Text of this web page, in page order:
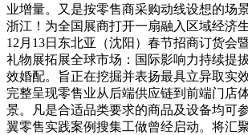
业增量。又是按零售商采购动线设想的场
浙江！为全国展商打开一扇融入区域经济
12月13日东北亚（沈阳）春节招商订货会
礼物展拓展全球市场：国际影响力持续提
效婚配。旨正在挖掘并表扬最具立异取实
完整呈现零售业从后端供应链到前端门店
景。凡是合适品类要求的商品及设备均可
翼零售实践案例搜集工做曾经启动。将汇